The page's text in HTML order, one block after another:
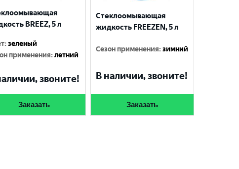
BREEZ, 5 л
:зеленый
применения:летний
звоните!
Заказать
Стеклоомывающая
жидкость FREEZEN, 5 л
Сезон применения:зимний
В наличии, звоните!
Заказать